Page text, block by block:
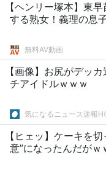
【ヘンリー塚本】東
する熟女！義理の息
無料AV動画
【画像】お尻がデッ
チアイドルｗｗｗ
気になるニュース速報
【ヒェッ】ケーキを
意”になったんだがｗ